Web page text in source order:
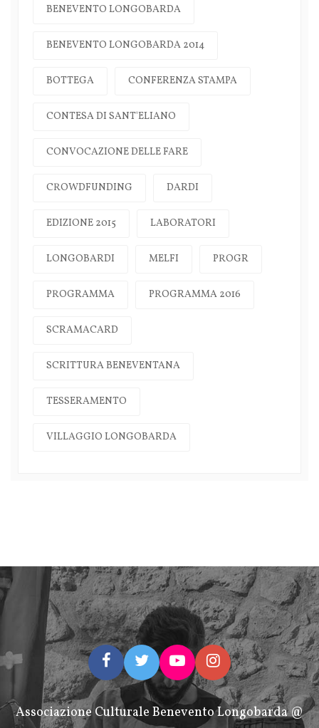
BENEVENTO LONGOBARDA
BENEVENTO LONGOBARDA 2014
BOTTEGA CONFERENZA STAMPA
CONTESA DI SANT'ELIANO
CONVOCAZIONE DELLE FARE
CROWDFUNDING DARDI
EDIZIONE 2015 LABORATORI
LONGOBARDI MELFI PROGR
PROGRAMMA PROGRAMMA 2016
SCRAMACARD
SCRITTURA BENEVENTANA
TESSERAMENTO
VILLAGGIO LONGOBARDA
Associazione Culturale Benevento Longobarda @